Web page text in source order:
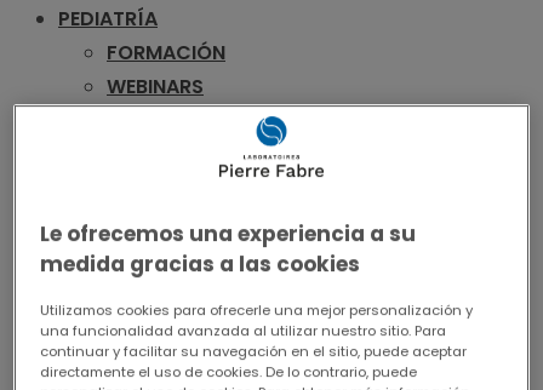
PEDIATRÍA
FORMACIÓN
WEBINARS
FORMACIÓN
PUBLICACIONES
RECURSOS
VADEMECUM
Le ofrecemos una experiencia a su
medida gracias a las cookies
Utilizamos cookies para ofrecerle una mejor personalización y
una funcionalidad avanzada al utilizar nuestro sitio. Para
continuar y facilitar su navegación en el sitio, puede aceptar
directamente el uso de cookies. De lo contrario, puede